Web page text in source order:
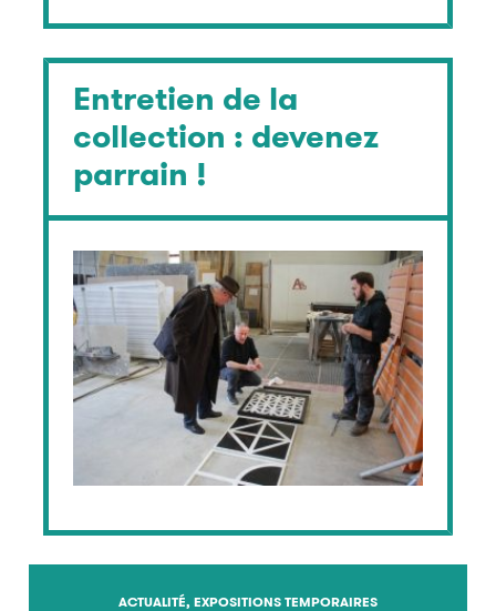
Entretien de la
collection : devenez
parrain !
ACTUALITÉ, EXPOSITIONS TEMPORAIRES